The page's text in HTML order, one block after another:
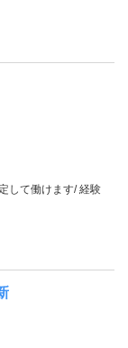
して働けます/ 経験